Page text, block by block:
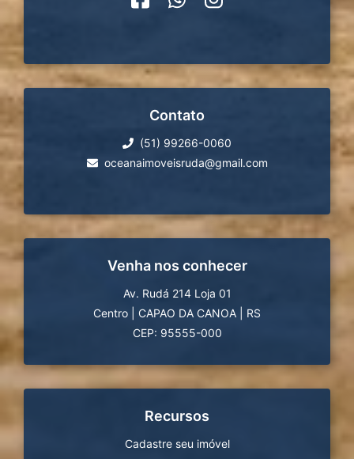
Contato
(51) 99266-0060
oceanaimoveisruda@gmail.com
Venha nos conhecer
Av. Rudá 214 Loja 01
Centro
CAPAO DA CANOA
RS
CEP: 95555-000
Recursos
Cadastre seu imóvel